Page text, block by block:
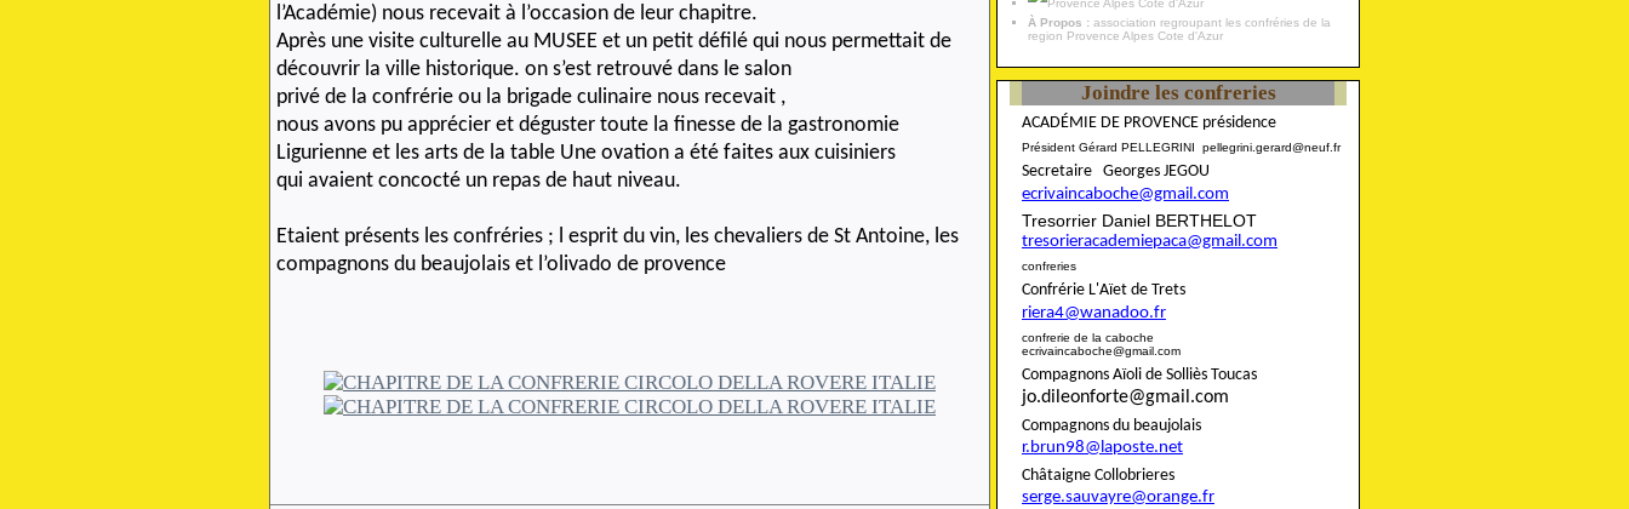
l’Académie) nous recevait à l’occasion de leur chapitre.
Après une visite culturelle au MUSEE et un petit défilé qui nous permettait de
découvrir la ville historique. on s’est retrouvé dans le salon
privé de la confrérie ou la brigade culinaire nous recevait ,
nous avons pu apprécier et déguster toute la finesse de la gastronomie
Ligurienne et les arts de la table Une ovation a été faites aux cuisiniers
qui avaient concocté un repas de haut niveau.
Etaient présents les confréries ; l esprit du vin, les chevaliers de St Antoine, les
compagnons du beaujolais et l’olivado de provence
À Propos : association regroupant les confréries de la
region Provence Alpes Cote d'Azur
Joindre les confreries
ACADÉMIE DE PROVENCE présidence
Président Gérard PELLEGRINI pellegrini.gerard@neuf.fr
Secretaire Georges JEGOU
ecrivaincaboche@gmail.com
Tresorrier Daniel BERTHELOT
tresorieracademiepaca@gmail.com
confreries
Confrérie L'Aïet de Trets
riera4@wanadoo.fr
confrerie de la caboche
ecrivaincaboche@gmail.com
Compagnons Aïoli de Solliès Toucas
jo.dileonforte@gmail.com
Compagnons du beaujolais
r.brun98@laposte.net
Châtaigne Collobrieres
serge.sauvayre@orange.fr